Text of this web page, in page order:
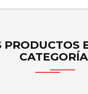
PRODUCTOS